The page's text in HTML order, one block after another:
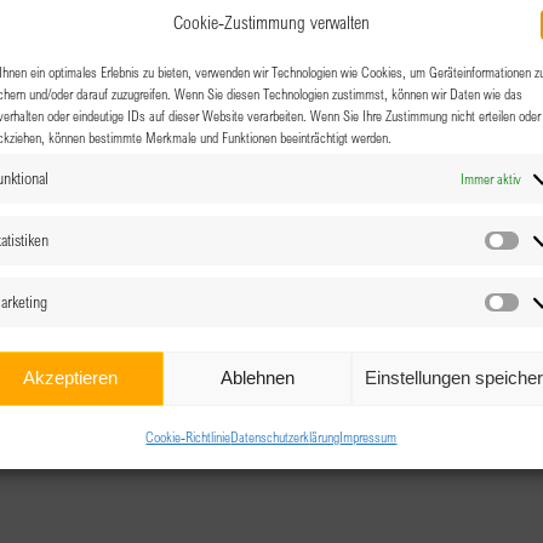
Cookie-Zustimmung verwalten
ein optimales Erlebnis zu bieten, verwenden wir Technologien wie Cookies, um Geräteinformationen
und/oder darauf zuzugreifen. Wenn Sie diesen Technologien zustimmst, können wir Daten wie das
oder eindeutige IDs auf dieser Website verarbeiten. Wenn Sie Ihre Zustimmung nicht erteilen oder
können bestimmte Merkmale und Funktionen beeinträchtigt werden.
Immer aktiv
Akzeptieren Ablehnen Einstellungen
Cookie-RichtlinieDatenschutzerklärungImpressum
Arbeitsmodelle, Vereinbarkeit von Familie und Beruf
kennenlernen dürfen. Herzlichen Dank an das Team
und Einblicke!
Kärnten, Österreich
wir dazu nutzen, uns mit den nächsten
Clubs Villach zu beschäftigen. Melanie und Kristina